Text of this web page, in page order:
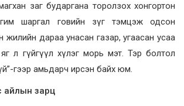
заг бударгана торолзох хонгортон
шаргал говийн зүг тэмцэж одсон
жилийн дараа унасан газар, угаасан усаа
л гүйгүүл хүлэг морь мэт. Тэр болтол
гээр амьдарч ирсэн байх юм.
айлын зарц